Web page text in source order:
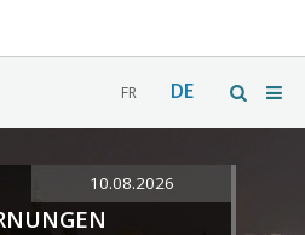
FR DE
10.08.2026